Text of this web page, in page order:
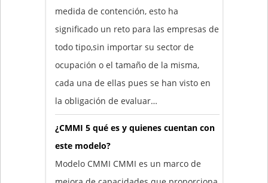
medida de contención, esto ha
significado un reto para las empresas de
todo tipo,sin importar su sector de
ocupación o el tamaño de la misma,
cada una de ellas pues se han visto en
la obligación de evaluar…
¿CMMI 5 qué es y quienes cuentan con
este modelo?
Modelo CMMI CMMI es un marco de